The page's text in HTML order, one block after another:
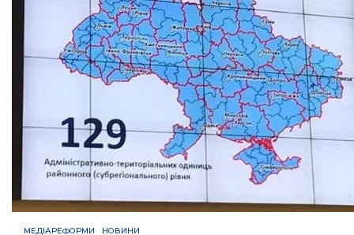
МЕДІАРЕФОРМИ НОВИНИ